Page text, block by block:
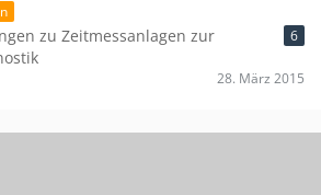
zu Zeitmessanlagen zur
6
28. März 2015